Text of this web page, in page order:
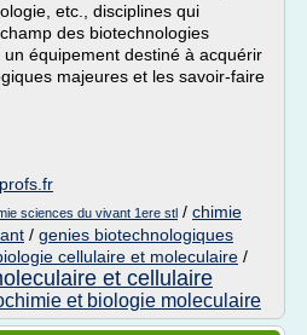
etc., disciplines qui
des biotechnologies
équipement destiné à acquérir
majeures et les savoir-faire
sciences du vivant 1ere stl / chimie
/ genies biotechnologiques
cellulaire et moleculaire /
et cellulaire
et biologie moleculaire